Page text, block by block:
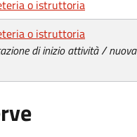
o istruttoria
o istruttoria
di inizio attività / nuova